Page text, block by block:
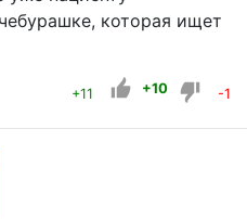
которая ищет
+11 +10 -1